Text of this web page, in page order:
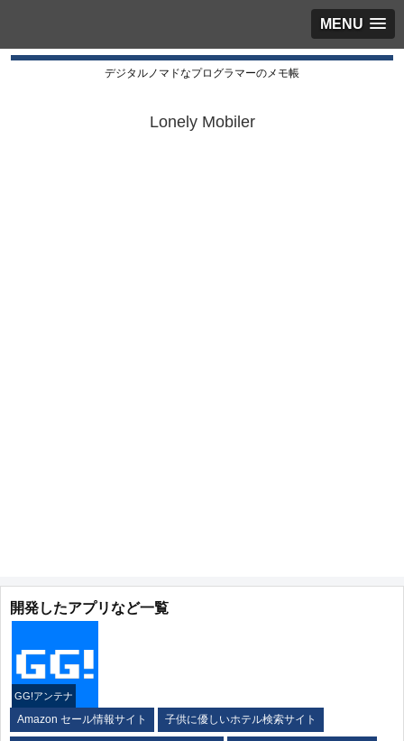
MENU
デジタルノマドなプログラマーのメモ帳
Lonely Mobiler
開発したアプリなど一覧
GG!アンテナ
Amazon セール情報サイト 子供に優しいホテル検索サイト